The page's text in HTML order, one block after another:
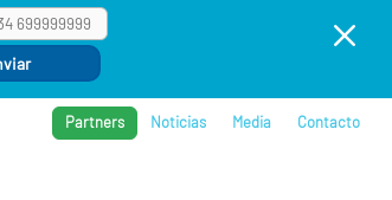
M
Partners Noticias Media Contacto